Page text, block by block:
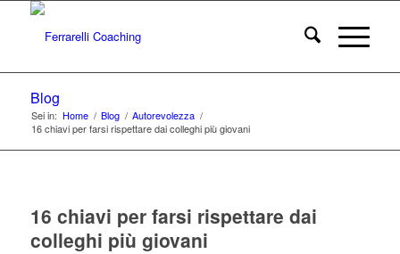
Blog
Sei in: Home / Blog / Autorevolezza /
16 chiavi per farsi rispettare dai colleghi più giovani
16 chiavi per farsi rispettare dai
colleghi più giovani